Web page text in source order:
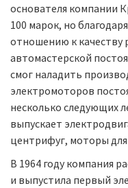
основателя компании
100 марок, но
отношению к качеству
автомастерской
смог наладить
электромоторов
несколько следующих
выпускает
центрифуг, моторы
В 1964 году компания
и выпустила первый